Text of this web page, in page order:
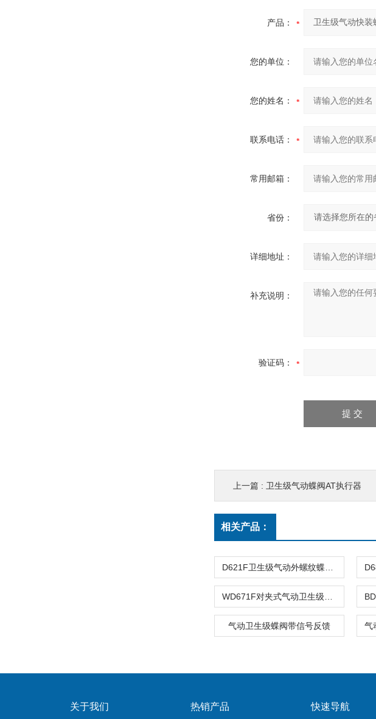
产品：
您的单位：
您的姓名：
联系电话：
常用邮箱：
省份：
详细地址：
补充说明：
验证码：
上一篇 : 卫生级气动蝶阀AT执行器
相关产品：
气动卫生级蝶阀带信号反馈
关于我们 热销产品 快速导航